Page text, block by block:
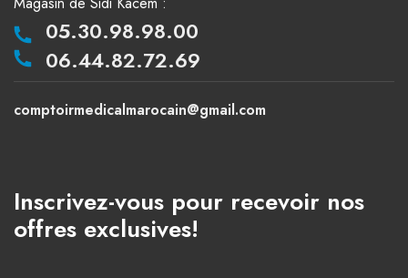
05.30.98.98.00
06.44.82.72.69
comptoirmedicalmarocain@gmail.com
Inscrivez-vous pour recevoir nos
offres exclusives!